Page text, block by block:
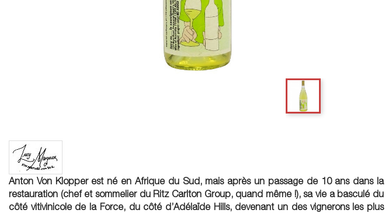
Anton Von Klopper est né en Afrique du Sud, mais après un passage de 10 ans dans la
restauration (chef et sommelier du Ritz Carlton Group, quand même !), sa vie a basculé du
côté vitivinicole de la Force, du côté d’Adélaïde Hills, devenant un des vignerons les plus